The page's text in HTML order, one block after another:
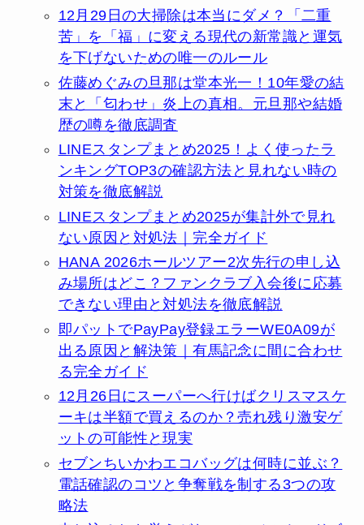
12月29日の大掃除は本当にダメ？「二重
苦」を「福」に変える現代の新常識と運気
を下げないための唯一のルール
佐藤めぐみの旦那は堂本光一！10年愛の結
末と「匂わせ」炎上の真相。元旦那や結婚
歴の噂を徹底調査
LINEスタンプまとめ2025！よく使ったラ
ンキングTOP3の確認方法と見れない時の
対策を徹底解説
LINEスタンプまとめ2025が集計外で見れ
ない原因と対処法｜完全ガイド
HANA 2026ホールツアー2次先行の申し込
み場所はどこ？ファンクラブ入会後に応募
できない理由と対処法を徹底解説
即パットでPayPay登録エラーWE0A09が
出る原因と解決策｜有馬記念に間に合わせ
る完全ガイド
12月26日にスーパーへ行けばクリスマスケ
ーキは半額で買えるのか？売れ残り激安ゲ
ットの可能性と現実
セブンちいかわエコバッグは何時に並ぶ？
電話確認のコツと争奪戦を制する3つの攻
略法